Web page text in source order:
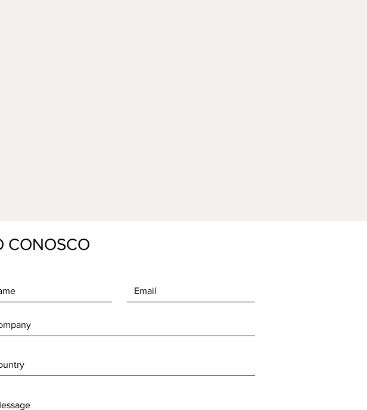
CONOSCO